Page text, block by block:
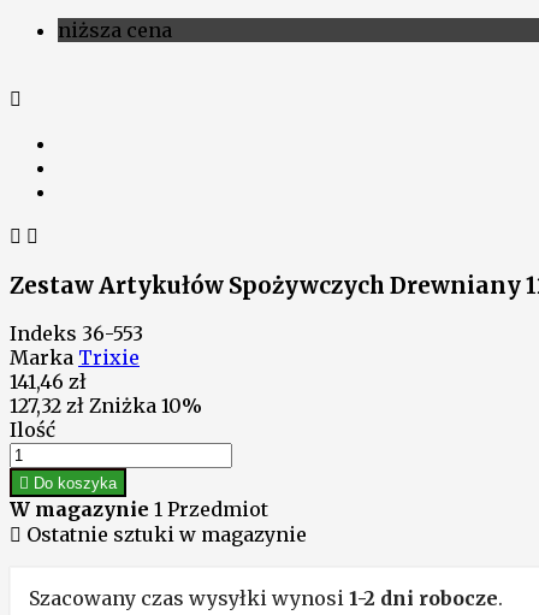
niższa cena

 
Zestaw Artykułów Spożywczych Drewniany
Indeks 36-553
Marka Trixie
141,46 zł
127,32 zł Zniżka 10%
Ilość
 Do koszyka
W magazynie 1 Przedmiot
 Ostatnie sztuki w magazynie
Szacowany czas wysyłki wynosi 1-2 dni robocze.